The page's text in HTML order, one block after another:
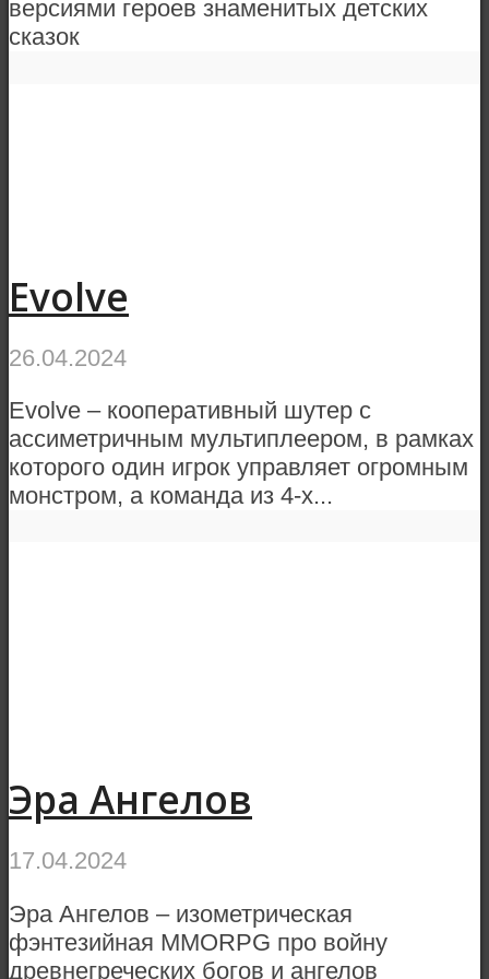
версиями героев знаменитых детских
сказок
Evolve
26.04.2024
Evolve – кооперативный шутер с
ассиметричным мультиплеером, в рамках
которого один игрок управляет огромным
монстром, а команда из 4-х...
Эра Ангелов
17.04.2024
Эра Ангелов – изометрическая
фэнтезийная MMORPG про войну
древнегреческих богов и ангелов